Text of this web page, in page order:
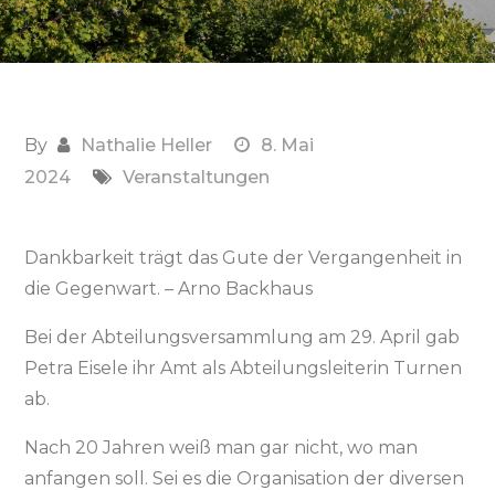
By Nathalie Heller
8. Mai
2024
Veranstaltungen
Dankbarkeit trägt das Gute der Vergangenheit in
die Gegenwart. – Arno Backhaus
Bei der Abteilungsversammlung am 29. April gab
Petra Eisele ihr Amt als Abteilungsleiterin Turnen
ab.
Nach 20 Jahren weiß man gar nicht, wo man
anfangen soll. Sei es die Organisation der diversen